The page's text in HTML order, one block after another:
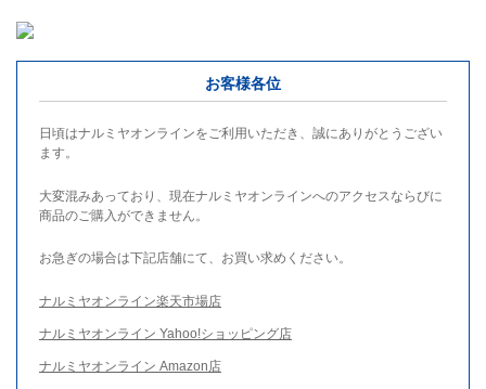
お客様各位
日頃はナルミヤオンラインをご利用いただき、誠にありがとうござい
ます。
大変混みあっており、現在ナルミヤオンラインへのアクセスならびに
商品のご購入ができません。
お急ぎの場合は下記店舗にて、お買い求めください。
ナルミヤオンライン楽天市場店
ナルミヤオンライン Yahoo!ショッピング店
ナルミヤオンライン Amazon店